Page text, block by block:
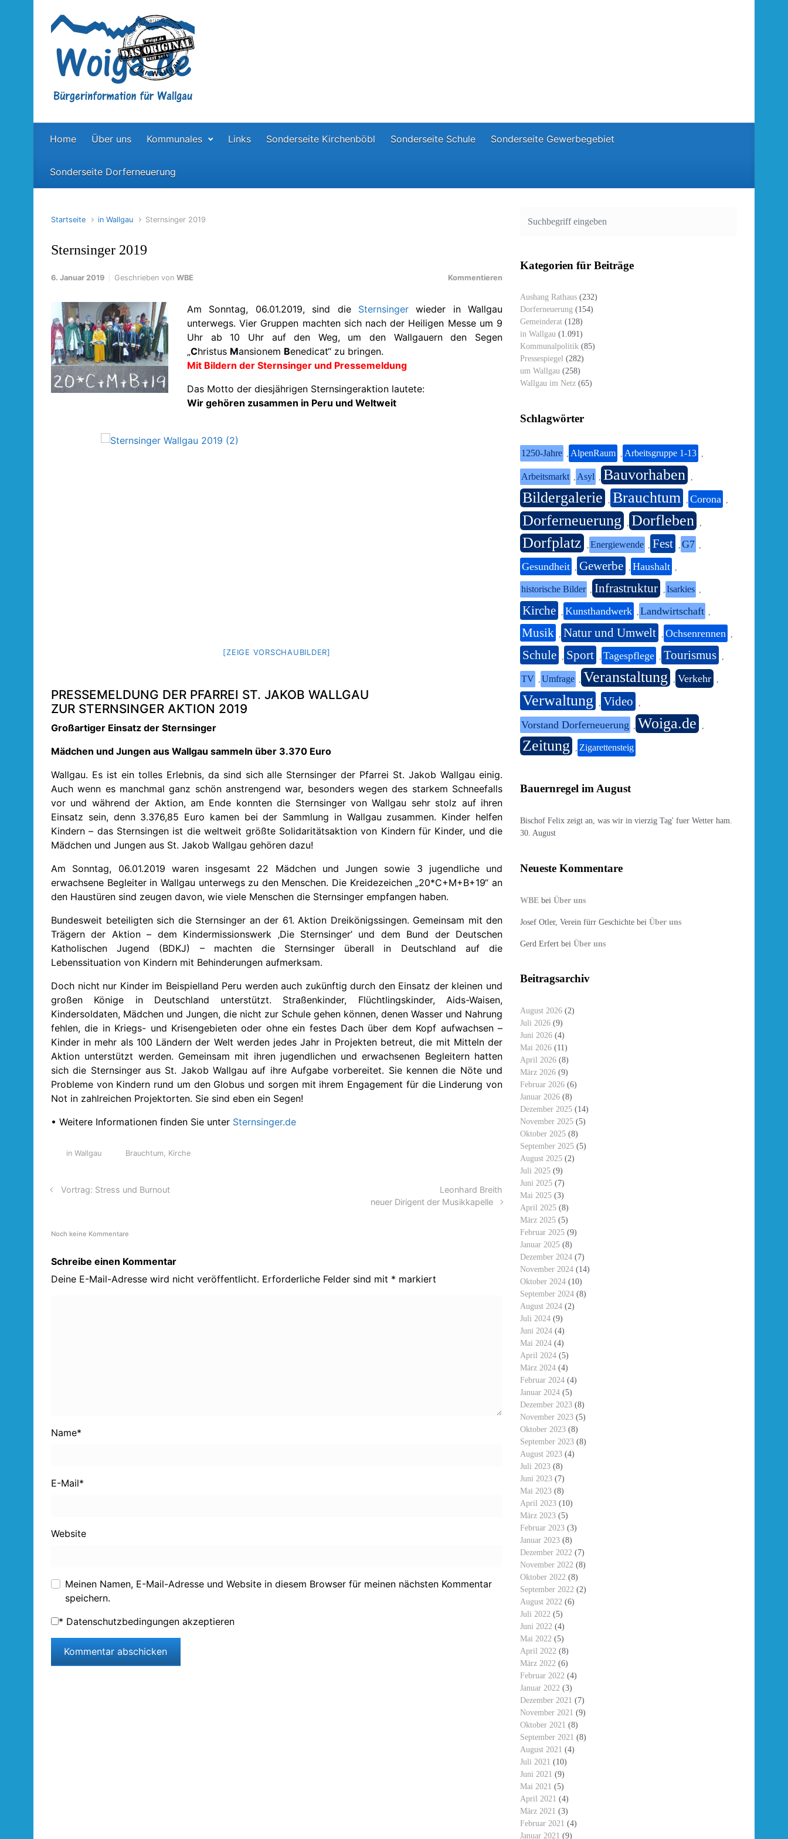
Home Über uns Kommunales Links Sonderseite Kirchenböbl Sonderseite Schule Sonderseite Gewerbegebiet
Sonderseite Dorferneuerung
Startseite in Wallgau Sternsinger 2019
Sternsinger 2019
6. Januar 2019 Geschrieben von WBE Kommentieren
Am Sonntag, 06.01.2019, sind die Sternsingerwieder in Wallgau
unterwegs. Vier Gruppen machten sich nach der Heiligen Messe um 9
Uhr ab 10 Uhr auf den Weg, um den Wallgauern den Segen
„Christus Mansionem Benedicat“ zu bringen.
Mit Bildern der Sternsinger und Pressemeldung
Das Motto der diesjährigen Sternsingeraktion lautete:
Wir gehören zusammen in Peru und Weltweit
[ZEIGE VORSCHAUBILDER]
PRESSEMELDUNG DER PFARREI ST. JAKOB WALLGAU
ZUR STERNSINGER AKTION 2019
Großartiger Einsatz der Sternsinger
Mädchen und Jungen aus Wallgau sammeln über 3.370 Euro
Wallgau. Es ist ein tolles Erlebnis, da sind sich alle Sternsinger der Pfarrei St. Jakob Wallgau einig.
Auch wenn es manchmal ganz schön anstrengend war, besonders wegen des starkem Schneefalls
vor und während der Aktion, am Ende konnten die Sternsinger von Wallgau sehr stolz auf ihren
Einsatz sein, denn 3.376,85 Euro kamen bei der Sammlung in Wallgau zusammen. Kinder helfen
Kindern – das Sternsingen ist die weltweit größte Solidaritätsaktion von Kindern für Kinder, und die
Mädchen und Jungen aus St. Jakob Wallgau gehören dazu!
Am Sonntag, 06.01.2019 waren insgesamt 22 Mädchen und Jungen sowie 3 jugendliche und
erwachsene Begleiter in Wallgau unterwegs zu den Menschen. Die Kreidezeichen „20*C+M+B+19“ an
den Haustüren sind zeugen davon, wie viele Menschen die Sternsinger empfangen haben.
Bundesweit beteiligten sich die Sternsinger an der 61. Aktion Dreikönigssingen. Gemeinsam mit den
Trägern der Aktion – dem Kindermissionswerk ‚Die Sternsinger’ und dem Bund der Deutschen
Katholischen Jugend (BDKJ) – machten die Sternsinger überall in Deutschland auf die
Lebenssituation von Kindern mit Behinderungen aufmerksam.
Doch nicht nur Kinder im Beispielland Peru werden auch zukünftig durch den Einsatz der kleinen und
großen Könige in Deutschland unterstützt. Straßenkinder, Flüchtlingskinder, Aids-Waisen,
Kindersoldaten, Mädchen und Jungen, die nicht zur Schule gehen können, denen Wasser und Nahrung
fehlen, die in Kriegs- und Krisengebieten oder ohne ein festes Dach über dem Kopf aufwachsen –
Kinder in mehr als 100 Ländern der Welt werden jedes Jahr in Projekten betreut, die mit Mitteln der
Aktion unterstützt werden. Gemeinsam mit ihren jugendlichen und erwachsenen Begleitern hatten
sich die Sternsinger aus St. Jakob Wallgau auf ihre Aufgabe vorbereitet. Sie kennen die Nöte und
Probleme von Kindern rund um den Globus und sorgen mit ihrem Engagement für die Linderung von
Not in zahlreichen Projektorten. Sie sind eben ein Segen!
• Weitere Informationen finden Sie unter Sternsinger.de
in Wallgau Brauchtum Kirche
Vortrag: Stress und Burnout
Leonhard Breith
neuer Dirigent der Musikkapelle
Noch keine Kommentare
Schreibe einen Kommentar
Deine E-Mail-Adresse wird nicht veröffentlicht. Erforderliche Felder sind mit * markiert
Name*
E-Mail*
Website
Meinen Namen, E-Mail-Adresse und Website in diesem Browser für meinen nächsten Kommentar
speichern.
* Datenschutzbedingungen akzeptieren
Kategorien für Beiträge
Aushang Rathaus (232)
Dorferneuerung (154)
Gemeinderat (128)
in Wallgau (1.091)
Kommunalpolitik (85)
Pressespiegel (282)
um Wallgau (258)
Wallgau im Netz (65)
Schlagwörter
1250-Jahre AlpenRaum Arbeitsgruppe 1-13
Arbeitsmarkt Asyl Bauvorhaben
Bildergalerie Brauchtum Corona
Dorferneuerung Dorfleben
Dorfplatz Energiewende Fest G7
Gesundheit Gewerbe Haushalt
historische Bilder Infrastruktur Isarkies
Kirche Kunsthandwerk Landwirtschaft
Musik Natur und Umwelt Ochsenrennen
Schule Sport Tagespflege Tourismus
TV Umfrage Veranstaltung Verkehr
Verwaltung Video
Vorstand Dorferneuerung Woiga.de
Zeitung Zigarettensteig
Bauernregel im August
Bischof Felix zeigt an, was wir in vierzig Tag' fuer Wetter ham.
30. August
Neueste Kommentare
WBE bei Über uns
Josef Otler, Verein fürr Geschichte bei Über uns
Gerd Erfert bei Über uns
Beitragsarchiv
August 2026 (2)
Juli 2026 (9)
Juni 2026 (4)
Mai 2026 (11)
April 2026 (8)
März 2026 (9)
Februar 2026 (6)
Januar 2026 (8)
Dezember 2025 (14)
November 2025 (5)
Oktober 2025 (8)
September 2025 (5)
August 2025 (2)
Juli 2025 (9)
Juni 2025 (7)
Mai 2025 (3)
April 2025 (8)
März 2025 (5)
Februar 2025 (9)
Januar 2025 (8)
Dezember 2024 (7)
November 2024 (14)
Oktober 2024 (10)
September 2024 (8)
August 2024 (2)
Juli 2024 (9)
Juni 2024 (4)
Mai 2024 (4)
April 2024 (5)
März 2024 (4)
Februar 2024 (4)
Januar 2024 (5)
Dezember 2023 (8)
November 2023 (5)
Oktober 2023 (8)
September 2023 (8)
August 2023 (4)
Juli 2023 (8)
Juni 2023 (7)
Mai 2023 (8)
April 2023 (10)
März 2023 (5)
Februar 2023 (3)
Januar 2023 (8)
Dezember 2022 (7)
November 2022 (8)
Oktober 2022 (8)
September 2022 (2)
August 2022 (6)
Juli 2022 (5)
Juni 2022 (4)
Mai 2022 (5)
April 2022 (8)
März 2022 (6)
Februar 2022 (4)
Januar 2022 (3)
Dezember 2021 (7)
November 2021 (9)
Oktober 2021 (8)
September 2021 (8)
August 2021 (4)
Juli 2021 (10)
Juni 2021 (9)
Mai 2021 (5)
April 2021 (4)
März 2021 (3)
Februar 2021 (4)
Januar 2021 (9)